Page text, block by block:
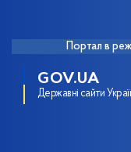
Портал в
GOV.UA
Державні сайти